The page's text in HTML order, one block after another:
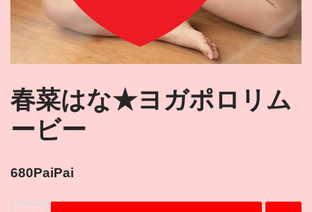
春菜はな★ヨガポロリム
ービー
680PaiPai